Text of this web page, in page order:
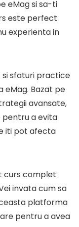
eMag si sa-ti
este perfect
experienta in
si sfaturi practice
eMag. Bazat pe
avansate,
pentru a evita
iti pot afecta
curs complet
invata cum sa
platforma
pentru a avea